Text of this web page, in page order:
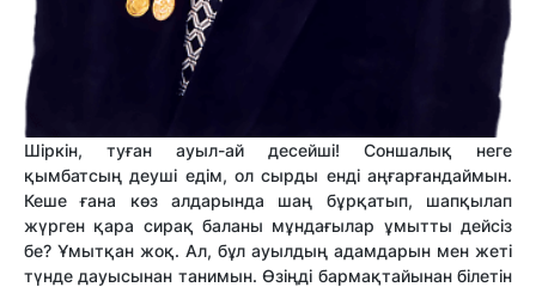
Шіркін, туған ауыл-ай десейші! Соншалық неге
қымбатсың деуші едім, ол сырды енді аңғарғандаймын.
Кеше ғана көз алдарында шаң бұрқатып, шапқылап
жүрген қара сирақ баланы мұндағылар ұмытты дейсіз
бе? Ұмытқан жоқ. Ал, бұл ауылдың адамдарын мен жеті
түнде дауысынан танимын. Өзіңді бармақтайынан білетін